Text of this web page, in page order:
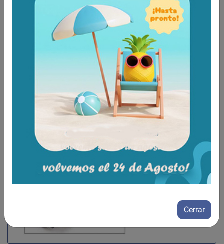
Plegable y portátil, ideal para espacios reducidos.
Cerrar